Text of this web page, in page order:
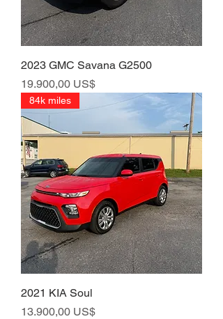
2023 GMC Savana G2500
Precio
19.900,00 US$
84k miles
2021 KIA Soul
Precio
13.900,00 US$